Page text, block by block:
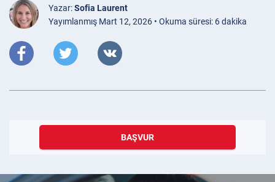
Yazar:Sofia Laurent
Yayımlanmış Mart 12, 2026 • Okuma süresi: 6 dakika
BAŞVUR